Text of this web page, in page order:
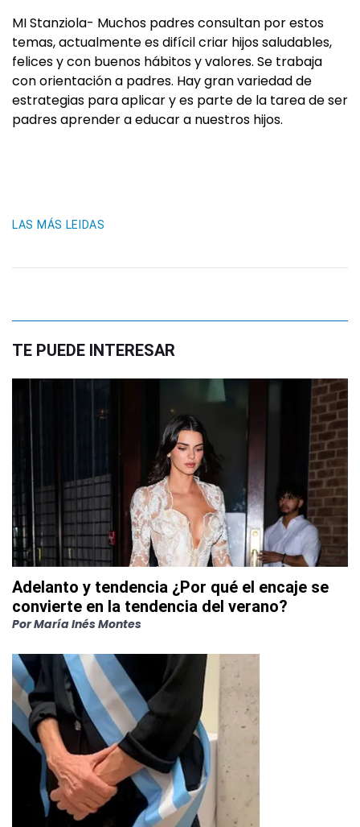
MI Stanziola- Muchos padres consultan por estos
temas, actualmente es difícil criar hijos saludables,
felices y con buenos hábitos y valores. Se trabaja
con orientación a padres. Hay gran variedad de
estrategias para aplicar y es parte de la tarea de ser
padres aprender a educar a nuestros hijos.
LAS MÁS LEIDAS
TE PUEDE INTERESAR
Adelanto y tendencia ¿Por qué el encaje se
convierte en la tendencia del verano?
PorMaría Inés Montes